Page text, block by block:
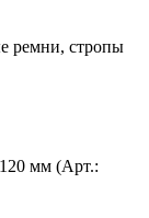
ремни, стропы
мм (Арт.: